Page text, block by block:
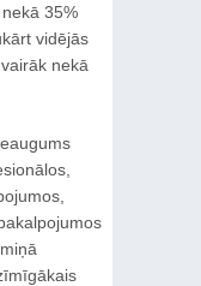
35%
vidējās
nekā